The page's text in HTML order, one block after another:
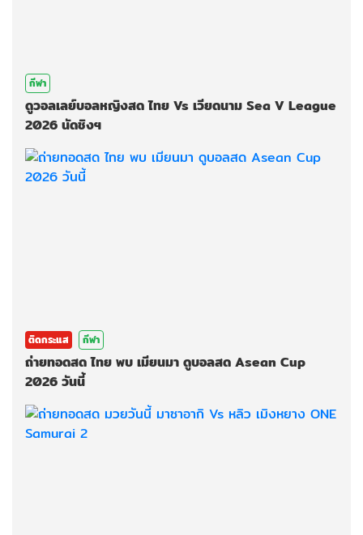
กีฬา
ดูวอลเลย์บอลหญิงสด ไทย Vs เวียดนาม Sea V League
2026 นัดชิงฯ
ติดกระแส กีฬา
ถ่ายทอดสด ไทย พบ เมียนมา ดูบอลสด Asean Cup
2026 วันนี้